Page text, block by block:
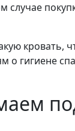
кровать,
о гигиене